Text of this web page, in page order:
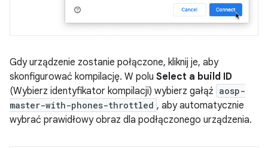
Gdy urządzenie zostanie połączone, kliknij je, aby
skonfigurować kompilację. W polu Select a build ID
(Wybierz identyfikator kompilacji) wybierz gałąź aosp-
master-with-phones-throttled , aby automatycznie
wybrać prawidłowy obraz dla podłączonego urządzenia.